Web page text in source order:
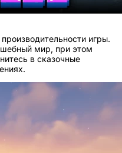
игры.
мир, при этом
в сказочные